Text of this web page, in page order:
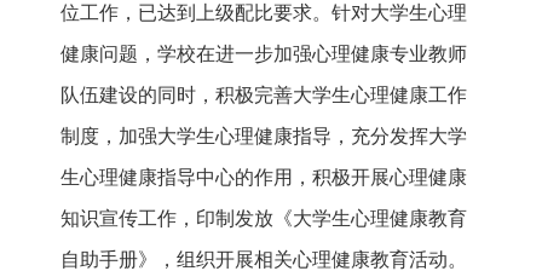
位工作，已达到上级配比要求。针对大学生心理
健康问题，学校在进一步加强心理健康专业教师
队伍建设的同时，积极完善大学生心理健康工作
制度，加强大学生心理健康指导，充分发挥大学
生心理健康指导中心的作用，积极开展心理健康
知识宣传工作，印制发放《大学生心理健康教育
自助手册》，组织开展相关心理健康教育活动。